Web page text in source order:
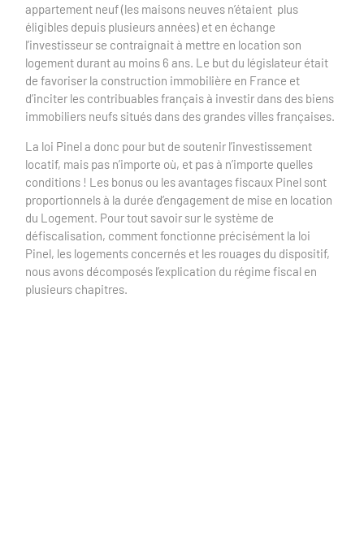
appartement neuf (les maisons neuves n’étaient plus
éligibles depuis plusieurs années) et en échange
l’investisseur se contraignait à mettre en location son
logement durant au moins 6 ans. Le but du législateur était
de favoriser la construction immobilière en France et
d’inciter les contribuables français à investir dans des biens
immobiliers neufs situés dans des grandes villes françaises.
La loi Pinel a donc pour but de soutenir l’investissement
locatif, mais pas n’importe où, et pas à n’importe quelles
conditions ! Les bonus ou les avantages fiscaux Pinel sont
proportionnels à la durée d’engagement de mise en location
du Logement. Pour tout savoir sur le système de
défiscalisation, comment fonctionne précisément la loi
Pinel, les logements concernés et les rouages du dispositif,
nous avons décomposés l’explication du régime fiscal en
plusieurs chapitres.